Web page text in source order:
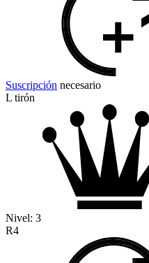
Suscripción necesario
L tirón
Nivel: 3
R4